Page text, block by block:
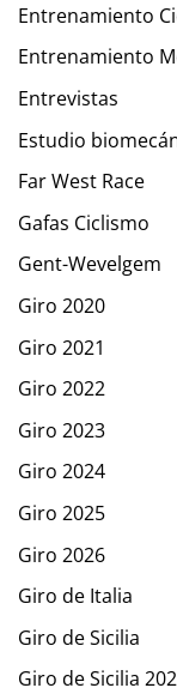
Entrenamiento
Entrenamiento
Entrevistas
Estudio
Far West Race
Gafas Ciclismo
Gent-Wevelgem
Giro 2020
Giro 2021
Giro 2022
Giro 2023
Giro 2024
Giro 2025
Giro 2026
Giro de Italia
Giro de Sicilia
Giro de Sicilia